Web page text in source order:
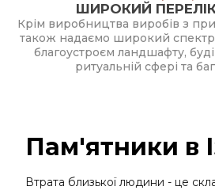
ШИРОКИЙ
Крім виробництва виробів з
також надаємо широкий спектр
благоустроєм ландшафту,
ритуальній сфері та
Пам'ятники в
Втрата близької людини - це